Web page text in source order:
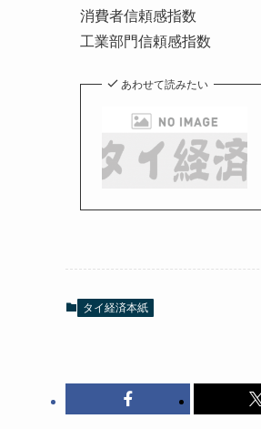
消費者信頼感指数
工業部門信頼感指数
あわせて読みたい
タイ経済本紙